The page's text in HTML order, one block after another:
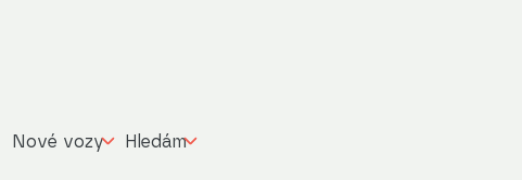
Nové vozy Hledám